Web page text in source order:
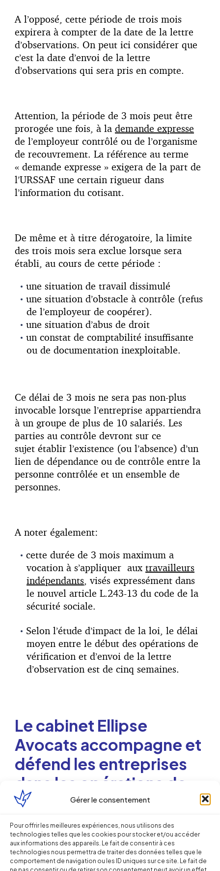
Gérer le consentement
Pour offrir les meilleures expériences, nous utilisons des
technologies telles que les cookies pour stocker et/ou accéder
aux informations des appareils. Le fait de consentir à ces
technologies nous permettra de traiter des données telles que le
comportement de navigation ou les ID uniques sur ce site. Le fait de
ne pas consentir ou de retirer son consentement peut avoir un effet
A l’opposé, cette période de trois mois
expirera à compter de la date de la lettre
d’observations. On peut ici considérer que
c’est la date d’envoi de la lettre
d’observations qui sera pris en compte.
Attention, la période de 3 mois peut être
prorogée une fois, à la demande expresse
de l’employeur contrôlé ou de l’organisme
de recouvrement. La référence au terme
« demande expresse » exigera de la part de
l’URSSAF une certain rigueur dans
l’information du cotisant.
De même et à titre dérogatoire, la limite
des trois mois sera exclue lorsque sera
établi, au cours de cette période :
une situation de travail dissimulé
une situation d’obstacle à contrôle (refus
de l’employeur de coopérer).
une situation d’abus de droit
un constat de comptabilité insuffisante
ou de documentation inexploitable.
Ce délai de 3 mois ne sera pas non-plus
invocable lorsque l’entreprise appartiendra
à un groupe de plus de 10 salariés. Les
parties au contrôle devront sur ce
sujet établir l’existence (ou l’absence) d’un
lien de dépendance ou de contrôle entre la
personne contrôlée et un ensemble de
personnes.
A noter également:
cette durée de 3 mois maximum a
vocation à s’appliquer aux travailleurs
indépendants , visés expressément dans
le nouvel article L.243-13 du code de la
sécurité sociale.
Selon l’étude d’impact de la loi, le délai
moyen entre le début des opérations de
vérification et d’envoi de la lettre
d’observation est de cinq semaines.
Le cabinet Ellipse
Avocats accompagne et
défend les entreprises
dans les opérations de
contrôle engagées par
l’URSSAF.